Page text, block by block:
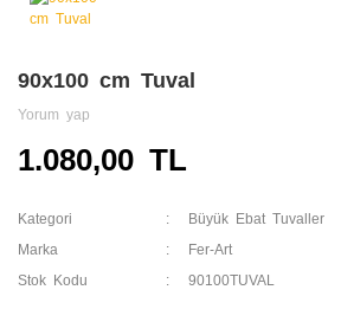
90x100 cm Tuval
Yorum yap
1.080,00 TL
Kategori Büyük Ebat Tuvaller
Marka Fer-Art
Stok Kodu 90100TUVAL